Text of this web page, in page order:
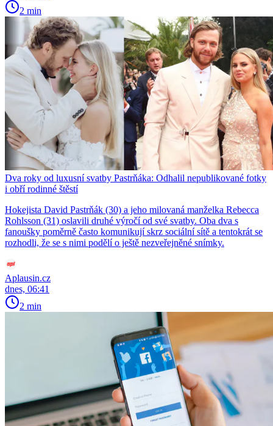
2 min
Dva roky od luxusní svatby Pastrňáka: Odhalil nepublikované fotky
i obří rodinné štěstí
Hokejista David Pastrňák (30) a jeho milovaná manželka Rebecca
Rohlsson (31) oslavili druhé výročí od své svatby. Oba dva s
fanoušky poměrně často komunikují skrz sociální sítě a tentokrát se
rozhodli, že se s nimi podělí o ještě nezveřejněné snímky.
Aplausin.cz
dnes, 06:41
2 min